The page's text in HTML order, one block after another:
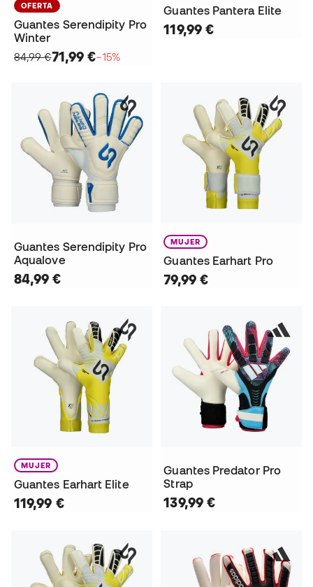
OFERTA
Guantes Serendipity Pro
Winter
84,99 €71,99 €−15%
Guantes Pantera Elite
119,99 €
Guantes Serendipity Pro
Aqualove
84,99 €
MUJER
Guantes Earhart Pro
79,99 €
MUJER
Guantes Earhart Elite
119,99 €
Guantes Predator Pro
Strap
139,99 €